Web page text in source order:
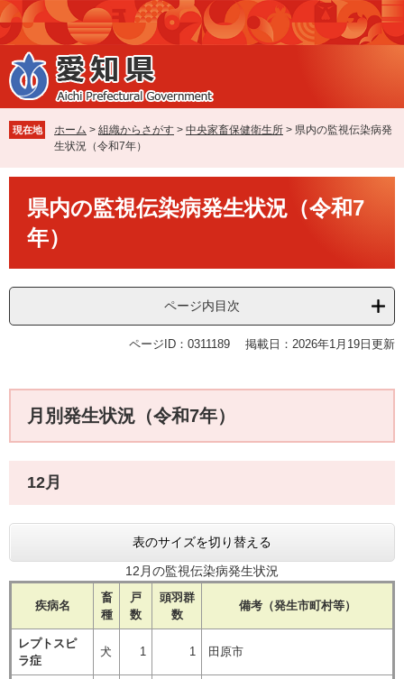
ペ
ー
ジ
の
先
で
す
メ
ニ
ュ
ー
を
ば
し
本
現在地 ホーム > 組織からさがす > 中央家畜保健衛生所 > 県内の監視伝染病発
生状況（令和7年）
県内の監視伝染病発生状況（令和7
年）
ページ内目次
ページID：0311189 掲載日：2026年1月19日更新
月別発生状況（令和7年）
12月
表のサイズを切り替える
12月の監視伝染病発生状況
疾病名
畜
種
戸
数
頭羽群
数
備考（発生市町村等）
レプトスピ
ラ症
犬 1 1 田原市